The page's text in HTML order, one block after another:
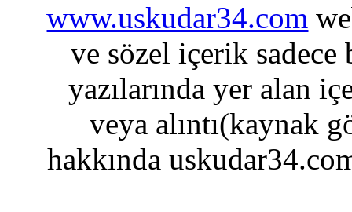
www.uskudar34.com
ve sözel içerik sadece
yazılarında yer alan
veya alıntı(kaynak
hakkında